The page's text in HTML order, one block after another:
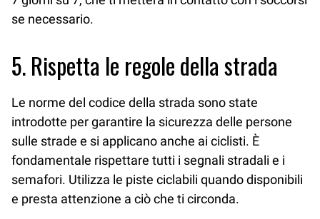
se necessario.
5. Rispetta le regole della strada
Le norme del codice della strada sono state
introdotte per garantire la sicurezza delle persone
sulle strade e si applicano anche ai ciclisti. È
fondamentale rispettare tutti i segnali stradali e i
semafori. Utilizza le piste ciclabili quando disponibili
e presta attenzione a ciò che ti circonda.